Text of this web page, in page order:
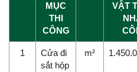
MỤC
THI
CÔNG
VẬT
1
Cửa đi
sắt hộp
m²